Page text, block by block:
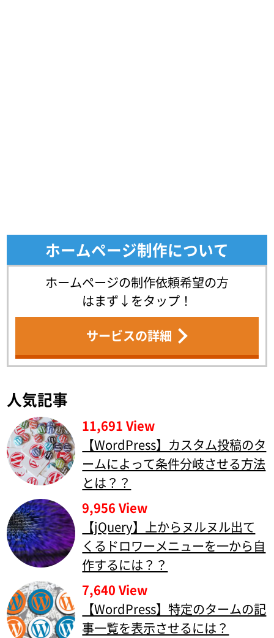
ホームページ制作について
ホームページの制作依頼希望の方
はまず↓をタップ！
サービスの詳細
人気記事
11,691 View
【WordPress】カスタム投稿のタ
ームによって条件分岐させる方法
とは？？
9,956 View
【jQuery】上からヌルヌル出て
くるドロワーメニューを一から自
作するには？？
7,640 View
【WordPress】特定のタームの記
事一覧を表示させるには？